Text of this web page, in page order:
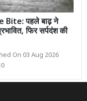
Bite: पहले बाढ़ ने
फिर सर्पदंश की
On 03 Aug 2026